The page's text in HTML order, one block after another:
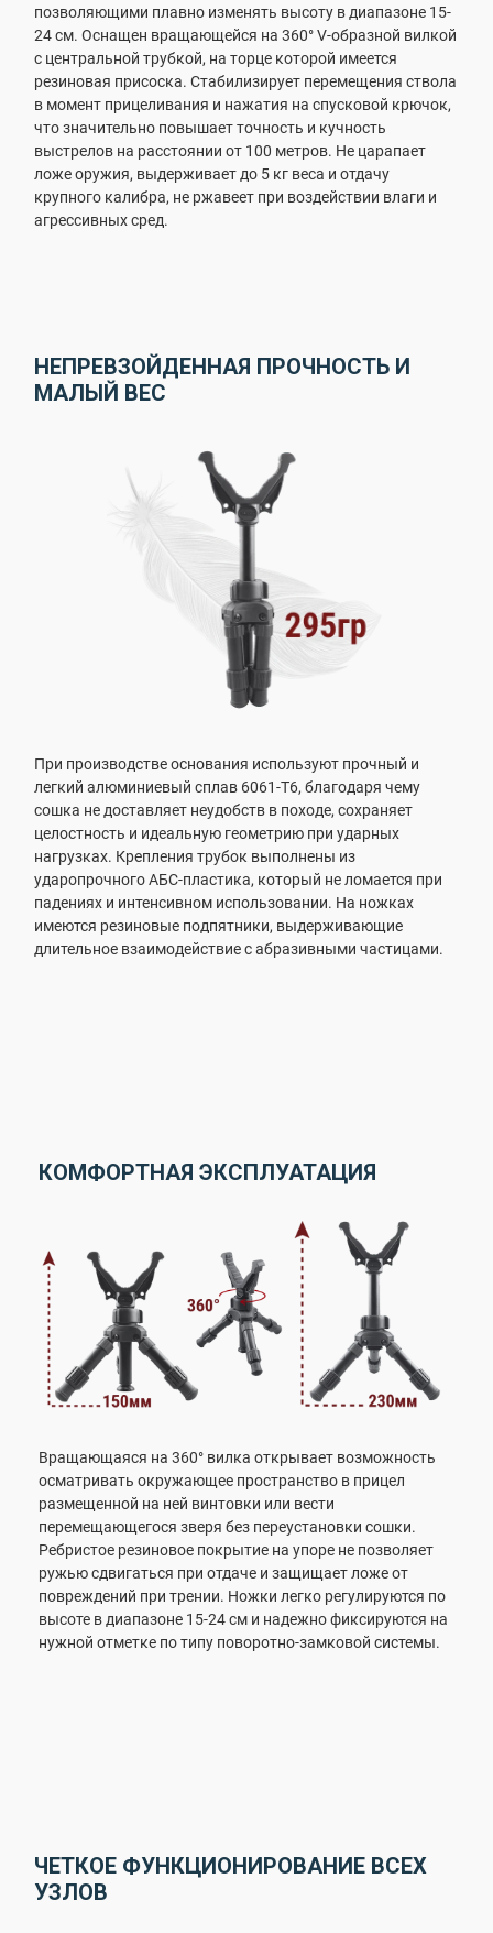
позволяющими плавно изменять высоту в диапазоне 15-
24 см. Оснащен вращающейся на 360° V-образной вилкой
с центральной трубкой, на торце которой имеется
резиновая присоска. Стабилизирует перемещения ствола
в момент прицеливания и нажатия на спусковой крючок,
что значительно повышает точность и кучность
выстрелов на расстоянии от 100 метров. Не царапает
ложе оружия, выдерживает до 5 кг веса и отдачу
крупного калибра, не ржавеет при воздействии влаги и
агрессивных сред.
НЕПРЕВЗОЙДЕННАЯ ПРОЧНОСТЬ И
МАЛЫЙ ВЕС
При производстве основания используют прочный и
легкий алюминиевый сплав 6061-T6, благодаря чему
сошка не доставляет неудобств в походе, сохраняет
целостность и идеальную геометрию при ударных
нагрузках. Крепления трубок выполнены из
ударопрочного АБС-пластика, который не ломается при
падениях и интенсивном использовании. На ножках
имеются резиновые подпятники, выдерживающие
длительное взаимодействие с абразивными частицами.
КОМФОРТНАЯ ЭКСПЛУАТАЦИЯ
Вращающаяся на 360° вилка открывает возможность
осматривать окружающее пространство в прицел
размещенной на ней винтовки или вести
перемещающегося зверя без переустановки сошки.
Ребристое резиновое покрытие на упоре не позволяет
ружью сдвигаться при отдаче и защищает ложе от
повреждений при трении. Ножки легко регулируются по
высоте в диапазоне 15-24 см и надежно фиксируются на
нужной отметке по типу поворотно-замковой системы.
ЧЕТКОЕ ФУНКЦИОНИРОВАНИЕ ВСЕХ
УЗЛОВ